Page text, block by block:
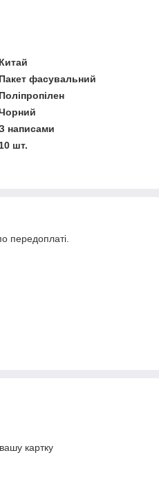
Китай
Пакет фасувальний
Поліпропілен
написами
10 шт.
передоплаті.
картку